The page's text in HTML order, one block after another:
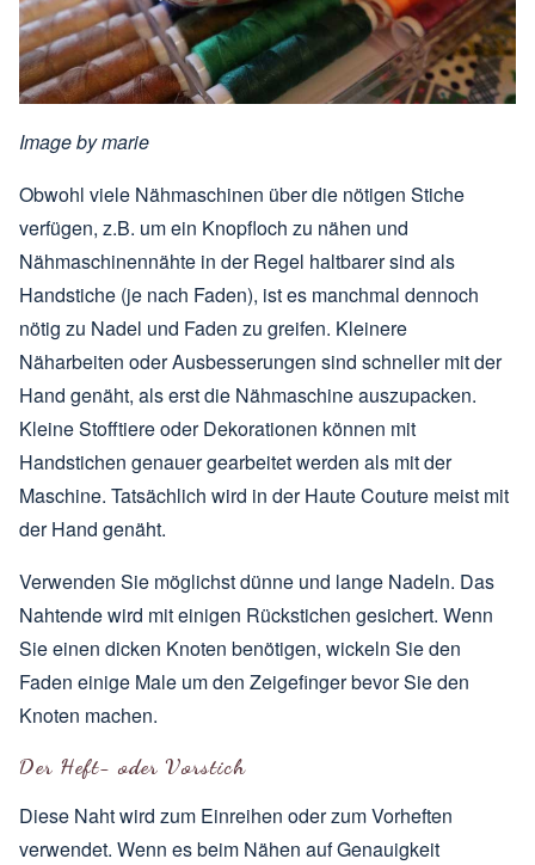
Image bymarie
Obwohl viele Nähmaschinen über die nötigen Stiche
verfügen, z.B. um ein Knopfloch zu nähen und
Nähmaschinennähte in der Regel haltbarer sind als
Handstiche (je nach Faden), ist es manchmal dennoch
nötig zu Nadel und Faden zu greifen. Kleinere
Näharbeiten oder Ausbesserungen sind schneller mit der
Hand genäht, als erst die Nähmaschine auszupacken.
Kleine Stofftiere oder Dekorationen können mit
Handstichen genauer gearbeitet werden als mit der
Maschine. Tatsächlich wird in der Haute Couture meist mit
der Hand genäht.
Verwenden Sie möglichst dünne und lange Nadeln. Das
Nahtende wird mit einigen Rückstichen gesichert. Wenn
Sie einen dicken Knoten benötigen, wickeln Sie den
Faden einige Male um den Zeigefinger bevor Sie den
Knoten machen.
Der Heft- oder Vorstich
Diese Naht wird zum Einreihen oder zum Vorheften
verwendet. Wenn es beim Nähen auf Genauigkeit